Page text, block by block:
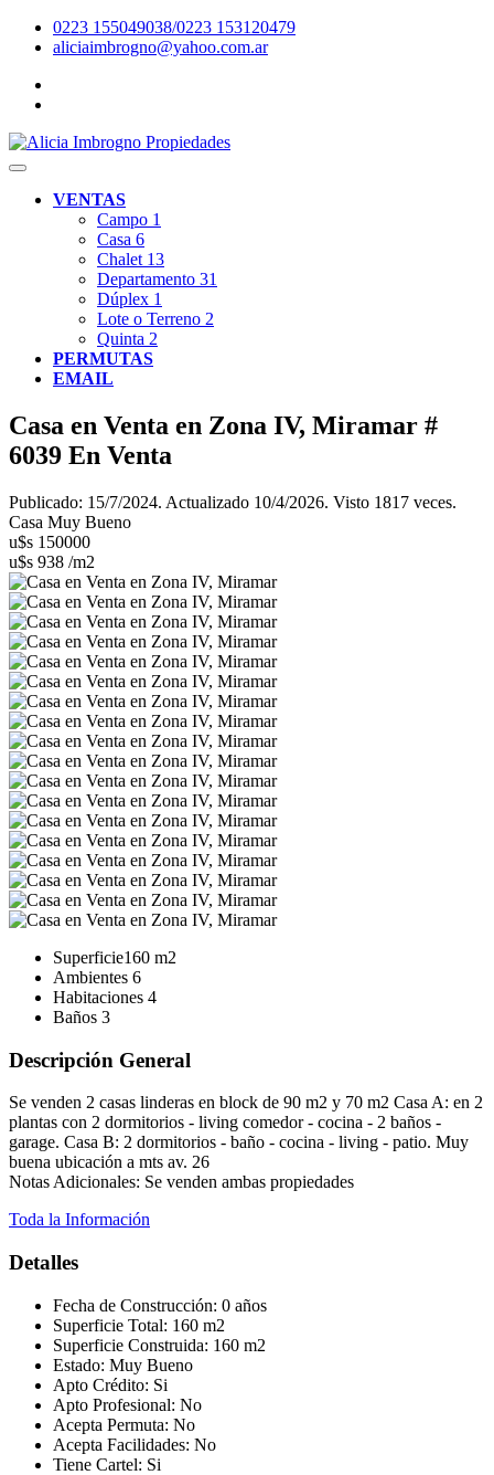
0223 155049038/0223 153120479
aliciaimbrogno@yahoo.com.ar
VENTAS
Campo 1
Casa 6
Chalet 13
Departamento 31
Dúplex 1
Lote o Terreno 2
Quinta 2
PERMUTAS
EMAIL
Casa en Venta en Zona IV, Miramar #
6039 En Venta
Publicado: 15/7/2024. Actualizado 10/4/2026. Visto 1817 veces.
Casa Muy Bueno
u$s 150000
u$s 938 /m2
Superficie160 m2
Ambientes 6
Habitaciones 4
Baños 3
Descripción General
Se venden 2 casas linderas en block de 90 m2 y 70 m2 Casa A: en 2
plantas con 2 dormitorios - living comedor - cocina - 2 baños -
garage. Casa B: 2 dormitorios - baño - cocina - living - patio. Muy
buena ubicación a mts av. 26
Notas Adicionales: Se venden ambas propiedades
Toda la Información
Detalles
Fecha de Construcción: 0 años
Superficie Total: 160 m2
Superficie Construida: 160 m2
Estado: Muy Bueno
Apto Crédito: Si
Apto Profesional: No
Acepta Permuta: No
Acepta Facilidades: No
Tiene Cartel: Si